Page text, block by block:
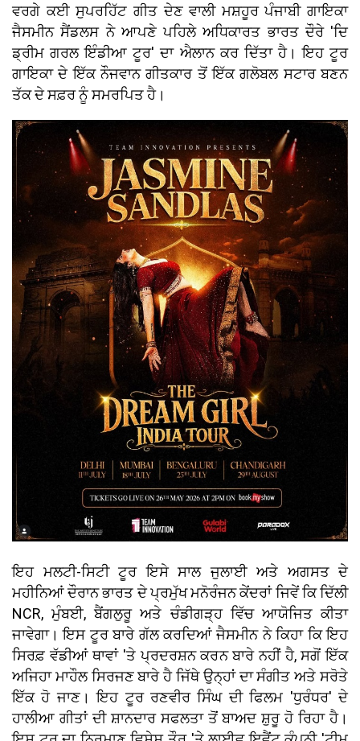
ਵਰਗੇ ਕਈ ਸੁਪਰਹਿੱਟ ਗੀਤ ਦੇਣ ਵਾਲੀ ਮਸ਼ਹੂਰ ਪੰਜਾਬੀ ਗਾਇਕਾ
ਜੈਸਮੀਨ ਸੈਂਡਲਸ ਨੇ ਆਪਣੇ ਪਹਿਲੇ ਅਧਿਕਾਰਤ ਭਾਰਤ ਦੌਰੇ 'ਦਿ
ਡ੍ਰੀਮ ਗਰਲ ਇੰਡੀਆ ਟੂਰ' ਦਾ ਐਲਾਨ ਕਰ ਦਿੱਤਾ ਹੈ। ਇਹ ਟੂਰ
ਗਾਇਕਾ ਦੇ ਇੱਕ ਨੌਜਵਾਨ ਗੀਤਕਾਰ ਤੋਂ ਇੱਕ ਗਲੋਬਲ ਸਟਾਰ ਬਣਨ
ਤੱਕ ਦੇ ਸਫ਼ਰ ਨੂੰ ਸਮਰਪਿਤ ਹੈ।
ਇਹ ਮਲਟੀ-ਸਿਟੀ ਟੂਰ ਇਸੇ ਸਾਲ ਜੁਲਾਈ ਅਤੇ ਅਗਸਤ ਦੇ
ਮਹੀਨਿਆਂ ਦੌਰਾਨ ਭਾਰਤ ਦੇ ਪ੍ਰਮੁੱਖ ਮਨੋਰੰਜਨ ਕੇਂਦਰਾਂ ਜਿਵੇਂ ਕਿ ਦਿੱਲੀ
NCR, ਮੁੰਬਈ, ਬੈਂਗਲੁਰੂ ਅਤੇ ਚੰਡੀਗੜ੍ਹ ਵਿੱਚ ਆਯੋਜਿਤ ਕੀਤਾ
ਜਾਵੇਗਾ। ਇਸ ਟੂਰ ਬਾਰੇ ਗੱਲ ਕਰਦਿਆਂ ਜੈਸਮੀਨ ਨੇ ਕਿਹਾ ਕਿ ਇਹ
ਸਿਰਫ਼ ਵੱਡੀਆਂ ਥਾਵਾਂ 'ਤੇ ਪ੍ਰਦਰਸ਼ਨ ਕਰਨ ਬਾਰੇ ਨਹੀਂ ਹੈ, ਸਗੋਂ ਇੱਕ
ਅਜਿਹਾ ਮਾਹੌਲ ਸਿਰਜਣ ਬਾਰੇ ਹੈ ਜਿੱਥੇ ਉਨ੍ਹਾਂ ਦਾ ਸੰਗੀਤ ਅਤੇ ਸਰੋਤੇ
ਇੱਕ ਹੋ ਜਾਣ। ਇਹ ਟੂਰ ਰਣਵੀਰ ਸਿੰਘ ਦੀ ਫਿਲਮ 'ਧੁਰੰਧਰ' ਦੇ
ਹਾਲੀਆ ਗੀਤਾਂ ਦੀ ਸ਼ਾਨਦਾਰ ਸਫਲਤਾ ਤੋਂ ਬਾਅਦ ਸ਼ੁਰੂ ਹੋ ਰਿਹਾ ਹੈ।